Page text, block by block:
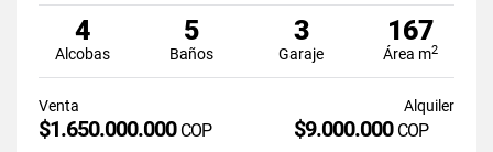
4
Alcobas
5
Baños
3
Garaje
167
Área m2
Venta
$1.650.000.000 COP
Alquiler
$9.000.000 COP